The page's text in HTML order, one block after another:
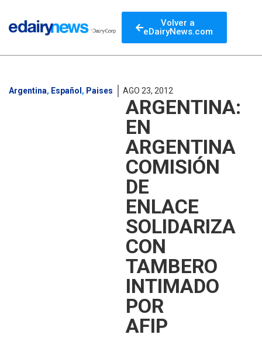
Volver a
eDairyNews.com
Argentina, Español , Paises AGO 23, 2012
ARGENTINA:
EN
ARGENTINA
COMISIÓN
DE
ENLACE
SOLIDARIZA
CON
TAMBERO
INTIMADO
POR
AFIP